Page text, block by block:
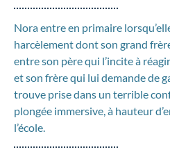
Nora entre en primaire
harcèlement dont son grand
entre son père qui l’incite à
et son frère qui lui demande de
trouve prise dans un terrible
plongée immersive, à hauteur
l’école.